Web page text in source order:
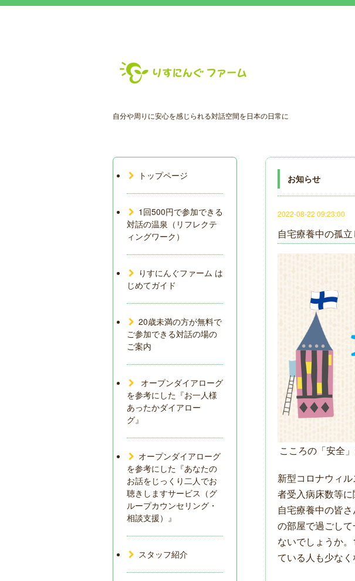
自分や周りに安心を感じられる対話空間を日本の日常に
お知らせ
2022-08-22 09:23:00
自宅療養中の孤
こころの「安全
新型コロナウィ
者受入病床数等
自宅療養中の皆
の部屋で過ごし
ないでしょうか。
ている人も少なく
トップページ
1回500円で参加できる
対話の温泉（リフレクテ
ィングワーク）
りすにんぐファーム は
じめてガイド
20歳未満の方が無料で
ご参加できる対話の場の
ご案内
オープンダイアローグ
を参考にした『お一人様
あったかダイアロー
グ』
オープンダイアローグ
を参考にした『あなたの
お話をじっくり二人でお
聴きしますサービス（グ
ループカウンセリング・
相談支援）』
スタッフ紹介